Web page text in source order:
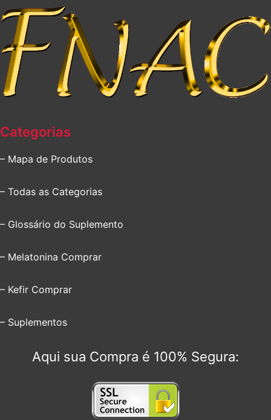
Categorias
– Mapa de Produtos
– Todas as Categorias
– Glossário do Suplemento
– Melatonina Comprar
– Kefir Comprar
– Suplementos
Aqui sua Compra é 100% Segura: